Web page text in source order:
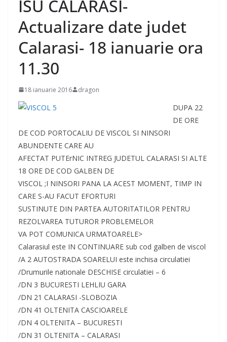
ISU CALARASI-
Actualizare date judet
Calarasi- 18 ianuarie ora
11.30
18 ianuarie 2016 dragon
DUPA 22
DE ORE
DE COD PORTOCALIU DE VISCOL SI NINSORI
ABUNDENTE CARE AU
AFECTAT PUTErNIC INTREG JUDETUL CALARASI SI ALTE
18 ORE DE COD GALBEN DE
VISCOL ;I NINSORI PANA LA ACEST MOMENT, TIMP IN
CARE S-AU FACUT EFORTURI
SUSTINUTE DIN PARTEA AUTORITATILOR PENTRU
REZOLVAREA TUTUROR PROBLEMELOR
VA POT COMUNICA URMATOARELE>
Calarasiul este IN CONTINUARE sub cod galben de viscol
/A 2 AUTOSTRADA SOARELUI este inchisa circulatiei
/Drumurile nationale DESCHISE circulatiei – 6
/DN 3 BUCURESTI LEHLIU GARA
/DN 21 CALARASI -SLOBOZIA
/DN 41 OLTENITA CASCIOARELE
/DN 4 OLTENITA – BUCURESTI
/DN 31 OLTENITA – CALARASI